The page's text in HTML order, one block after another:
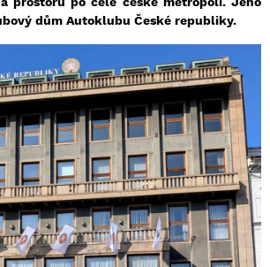
dům Autoklubu České republiky.